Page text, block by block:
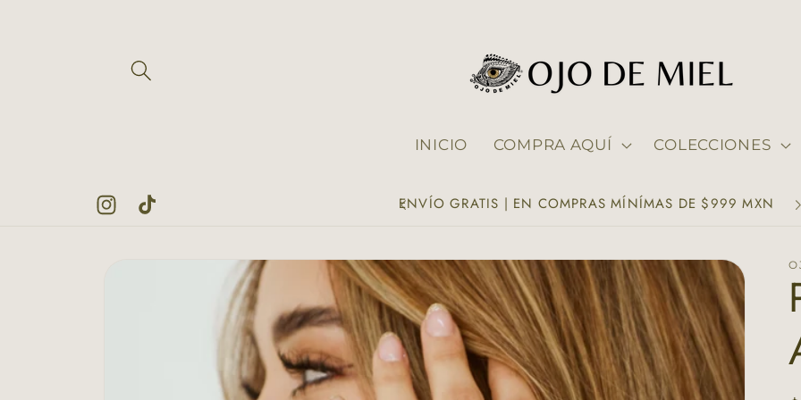
INICIO COMPRA AQUÍ COLECCIONES
Instagram
TikTok
ENVÍO GRATIS | EN COMPRAS MÍNÍMAS DE $999 MXN
directamente
información
del producto